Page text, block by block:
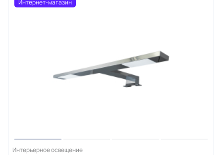
Интернет-магазин
Интерьерное освещение